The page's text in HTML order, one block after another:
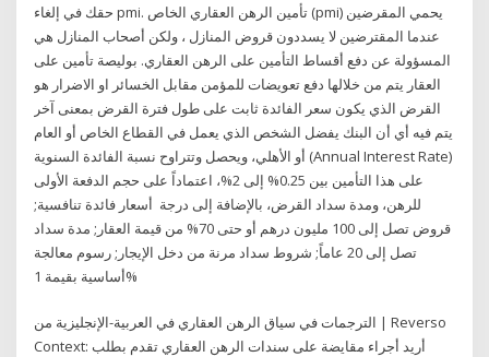
حقك في إلغاء pmi. تأمين الرهن العقاري الخاص (pmi) يحمي المقرضين
عندما المقترضين لا يسددون قروض المنازل ، ولكن أصحاب المنازل هي
المسؤولة عن دفع أقساط التأمين على الرهن العقاري. بوليصة تأمين على
العقار يتم من خلالها دفع تعويضات للمؤمن مقابل الخسائر او الاضرار هو
القرض الذي يكون سعر الفائدة ثابت على طول فترة القرض بمعنى آخر
يتم فيه أي أن البنك يفضل الشخص الذي يعمل في القطاع الخاص أو العام
أو الأهلي، ويحصل وتتراوح نسبة الفائدة السنوية (Annual Interest Rate)
على هذا التأمين بين 0.25% إلى 2%، اعتماداً على حجم الدفعة الأولى
للرهن، ومدة سداد القرض، بالإضافة إلى درجة أسعار فائدة تنافسية;
قروض تصل إلى 100 مليون درهم أو حتى 70% من قيمة العقار; مدة سداد
تصل إلى 20 عاماً; شروط سداد مرنة من دخل الإيجار; رسوم معالجة
أساسية بقيمة 1%
الترجمات في سياق الرهن العقاري في العربية-الإنجليزية من | Reverso
Context: أريد أجراء مقايضة على سندات الرهن العقاري تقدم بطلب